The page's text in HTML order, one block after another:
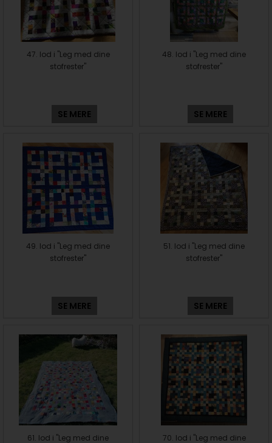
47. lod i "Leg med dine
stofrester"
SE MERE
48. lod i "Leg med dine
stofrester"
SE MERE
49. lod i "Leg med dine
stofrester"
SE MERE
51. lod i "Leg med dine
stofrester"
SE MERE
61. lod i "Leg med dine 70. lod i "Leg med dine